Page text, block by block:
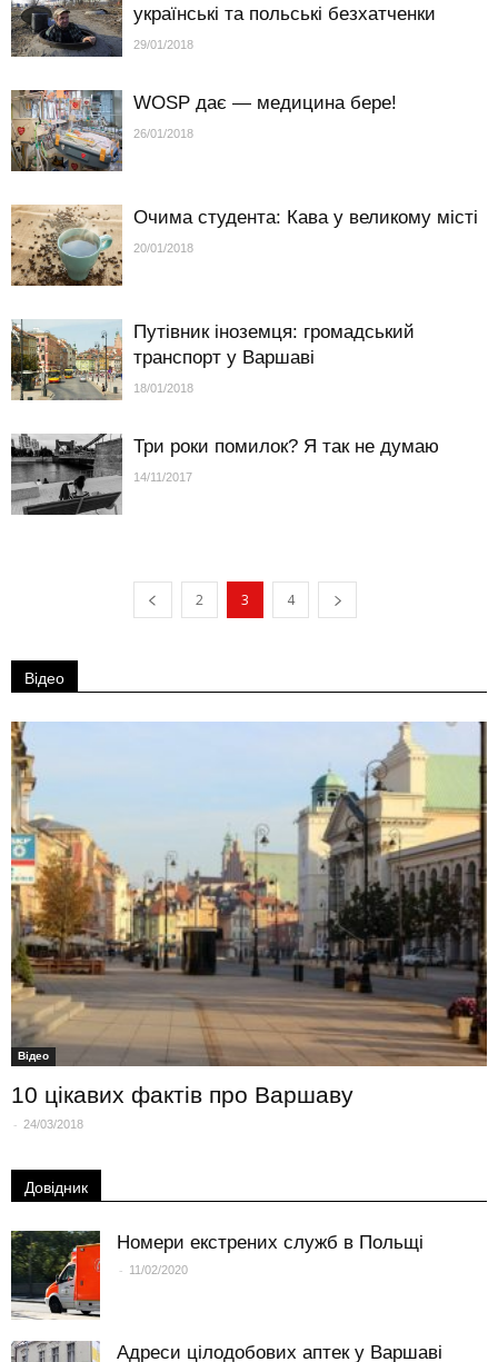
українські та польські безхатченки
29/01/2018
WOSP дає — медицина бере!
26/01/2018
Очима студента: Кава у великому місті
20/01/2018
Путівник іноземця: громадський
транспорт у Варшаві
18/01/2018
Три роки помилок? Я так не думаю
14/11/2017
2 3 4
Відео
Вiдео
10 цікавих фактів про Варшаву
- 24/03/2018
Довідник
Номери екстрених служб в Польщі
- 11/02/2020
Адреси цілодобових аптек у Варшаві